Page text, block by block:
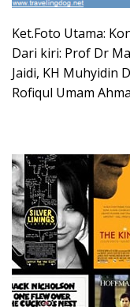
Ket.Foto Utama:
Dari kiri: Prof Dr
Jaidi, KH Muhyidin
Rofiqul Umam